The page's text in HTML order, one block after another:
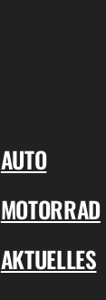
AUTO
MOTORRAD
AKTUELLES